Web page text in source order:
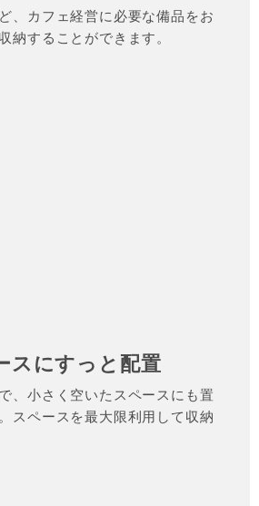
、カフェ経営に必要な備品をお
納することができます。
スにすっと配置
、小さく空いたスペースにも置
スペースを最大限利用して収納